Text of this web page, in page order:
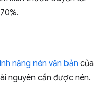
năng nén văn bản của
nguyên cần được nén.